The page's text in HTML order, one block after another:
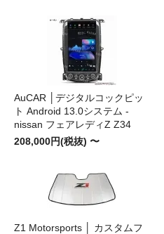
AuCAR │デジタルコックピッ
ト Android 13.0システム -
nissan フェアレディZ Z34
208,000円(税抜) 〜
Z1 Motorsports │ カスタムフ